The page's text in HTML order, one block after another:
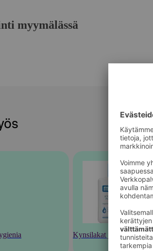
myymälässä
Kynsilakat ja kynsienhoito